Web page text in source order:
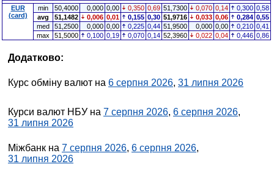
EUR
(card)
min 50,4000 0,000 0,00 0,350 0,69 51,7300 0,070 0,14 0,300 0,58
avg
51,1482 0,006 0,01 0,155 0,30 51,9716 0,033 0,06 0,284 0,55
med
51,2500 0,000 0,00 0,225 0,44 51,9500 0,000 0,00 0,210 0,41
max
51,5000 0,100 0,19 0,070 0,14 52,3960 0,022 0,04 0,446 0,86
Додатково:
Курс обміну валют на 6 серпня 2026, 31 липня 2026
Курси валют НБУ на 7 серпня 2026, 6 серпня 2026,
31 липня 2026
Міжбанк на 7 серпня 2026, 6 серпня 2026,
31 липня 2026